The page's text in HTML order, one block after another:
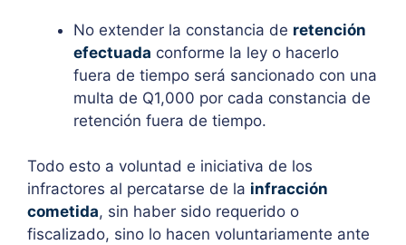
No extender la constancia de retención
efectuada conforme la ley o hacerlo
fuera de tiempo será sancionado con una
multa de Q1,000 por cada constancia de
retención fuera de tiempo.
Todo esto a voluntad e iniciativa de los
infractores al percatarse de la infracción
cometida, sin haber sido requerido o
fiscalizado, sino lo hacen voluntariamente ante